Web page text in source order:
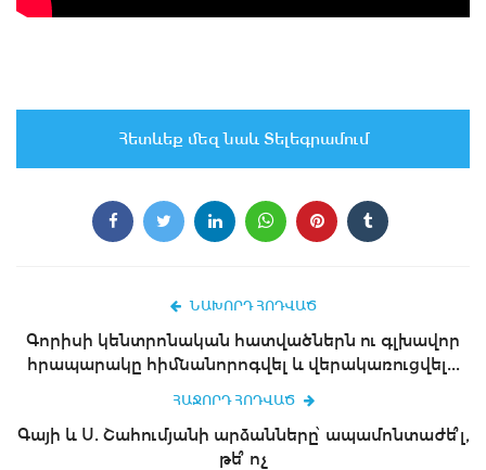
Հետևեք մեզ նաև Տելեգրամում
ՆԱԽՈՐԴ ՀՈԴՎԱԾ
Գորիսի կենտրոնական հատվածներն ու գլխավոր
հրապարակը հիմնանորոգվել և վերակառուցվել...
ՀԱՋՈՐԴ ՀՈԴՎԱԾ
Գայի և Ս. Շահումյանի արձանները՝ ապամոնտաժե՞լ,
թե՞ ոչ